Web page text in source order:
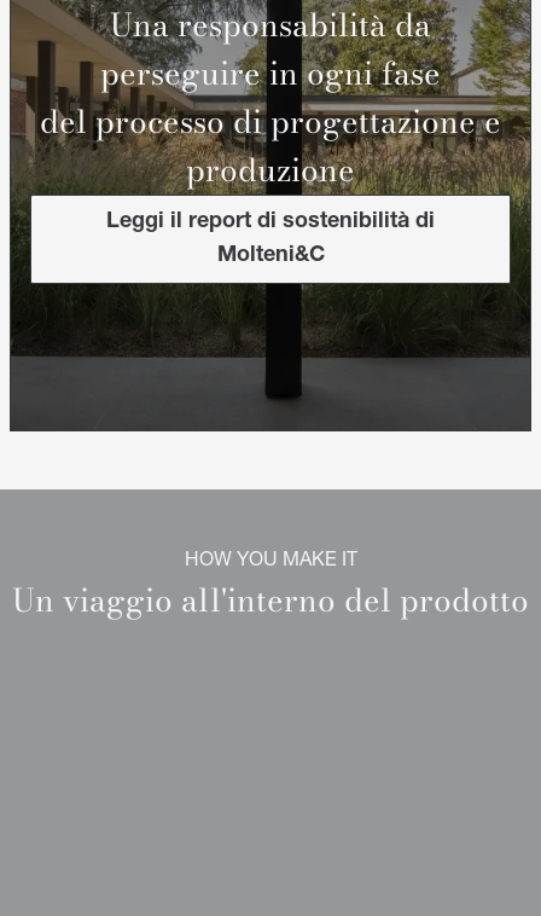
Una responsabilità da
perseguire in ogni fase
del processo di progettazione e
produzione
Leggi il report di sostenibilità di
Molteni&C
HOW YOU MAKE IT
Un viaggio all'interno del prodotto